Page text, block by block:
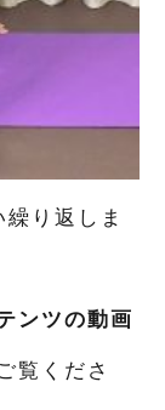
り返しま
ンツの動画
覧くださ